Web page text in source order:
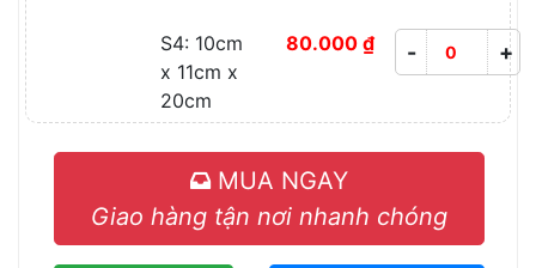
S4: 10cm
x 11cm x
20cm
80.000 ₫ - +
MUA NGAY
Giao hàng tận nơi nhanh chóng